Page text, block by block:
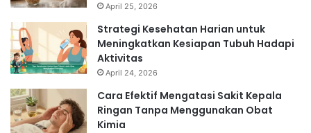
April 25, 2026
Strategi Kesehatan Harian untuk
Meningkatkan Kesiapan Tubuh Hadapi
Aktivitas
April 24, 2026
Cara Efektif Mengatasi Sakit Kepala
Ringan Tanpa Menggunakan Obat
Kimia